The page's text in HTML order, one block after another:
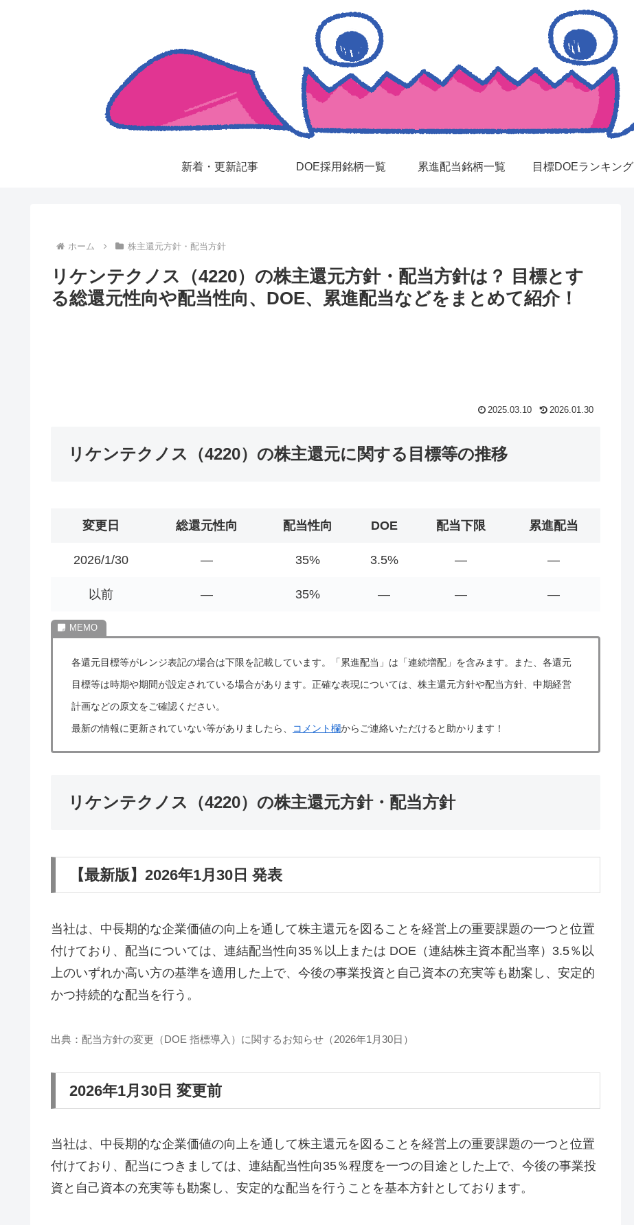
新着・更新記事 DOE採用銘柄一覧 累進配当銘柄一覧 目標DOEランキング
ホーム 株主還元方針・配当方針
リケンテクノス（4220）の株主還元方針・配当方針は？ 目標とす
る総還元性向や配当性向、DOE、累進配当などをまとめて紹介！
2025.03.10 2026.01.30
リケンテクノス（4220）の株主還元に関する目標等の推移
変更日 総還元性向 配当性向 DOE 配当下限 累進配当
2026/1/30 ― 35% 3.5% ― ―
以前 ― 35% ― ― ―
各還元目標等がレンジ表記の場合は下限を記載しています。「累進配当」は「連続増配」を含みます。また、各還元
目標等は時期や期間が設定されている場合があります。正確な表現については、株主還元方針や配当方針、中期経営
計画などの原文をご確認ください。
最新の情報に更新されていない等がありましたら、
コメント欄からご連絡いただけると助かります！
リケンテクノス（4220）の株主還元方針・配当方針
【最新版】2026年1月30日 発表
当社は、中長期的な企業価値の向上を通して株主還元を図ることを経営上の重要課題の一つと位置
付けており、配当については、連結配当性向35％以上または DOE（連結株主資本配当率）3.5％以
上のいずれか高い方の基準を適用した上で、今後の事業投資と自己資本の充実等も勘案し、安定的
かつ持続的な配当を行う。
出典：配当方針の変更（DOE 指標導入）に関するお知らせ（2026年1月30日）
2026年1月30日 変更前
当社は、中長期的な企業価値の向上を通して株主還元を図ることを経営上の重要課題の一つと位置
付けており、配当につきましては、連結配当性向35％程度を一つの目途とした上で、今後の事業投
資と自己資本の充実等も勘案し、安定的な配当を行うことを基本方針としております。